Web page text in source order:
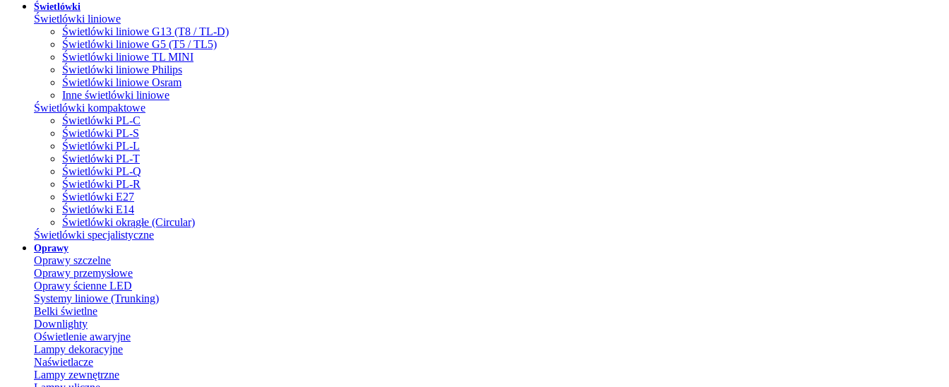
Świetlówki
Świetlówki liniowe
Świetlówki liniowe G13 (T8 / TL-D)
Świetlówki liniowe G5 (T5 / TL5)
Świetlówki liniowe TL MINI
Świetlówki liniowe Philips
Świetlówki liniowe Osram
Inne świetlówki liniowe
Świetlówki kompaktowe
Świetlówki PL-C
Świetlówki PL-S
Świetlówki PL-L
Świetlówki PL-T
Świetlówki PL-Q
Świetlówki PL-R
Świetlówki E27
Świetlówki E14
Świetlówki okrągłe (Circular)
Świetlówki specjalistyczne
Oprawy
Oprawy szczelne
Oprawy przemysłowe
Oprawy ścienne LED
Systemy liniowe (Trunking)
Belki świetlne
Downlighty
Oświetlenie awaryjne
Lampy dekoracyjne
Naświetlacze
Lampy zewnętrzne